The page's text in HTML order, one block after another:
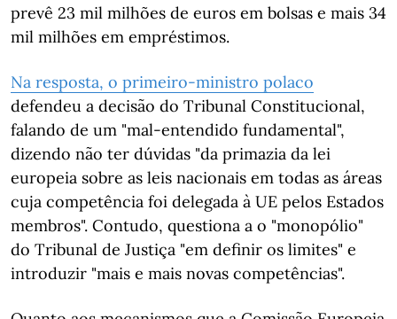
prevê 23 mil milhões de euros em bolsas e mais 34
mil milhões em empréstimos.
Na resposta, o primeiro-ministro polaco
defendeu a decisão do Tribunal Constitucional,
falando de um "mal-entendido fundamental",
dizendo não ter dúvidas "da primazia da lei
europeia sobre as leis nacionais em todas as áreas
cuja competência foi delegada à UE pelos Estados
membros". Contudo, questiona a o "monopólio"
do Tribunal de Justiça "em definir os limites" e
introduzir "mais e mais novas competências".